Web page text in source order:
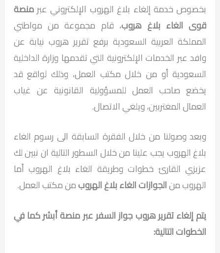
بخصوص خدمة إلغاء بلاغ الهروب الإلكتروني عبر منصة
قوى الغاء بلاغ هروب، قام مجموعة من مواطني
المملكة العربية السعودية برفع تقرير هروب نيابة عن
وافد عبر الخدمات الإلكترونية التي تقدمها وزارة الداخلية
السعودية أو من خلال مكتب العمل، وذلك لواقع قد
يخضع صاحب العمل للمسؤولية القانونية عن غياب
العمال المغتربين، ويلغي الاتصال.
وبعد وصولنا من خلال الفقرة السابقة الى رسوم الغاء
بلاغ الهروب يجب علينا من خلال السطور التالية ان نبين لك
عزيزي القارئ خطوات وطريقة الغاء بلاغ الهروب أما
الهروب منالجوازات الغاء بلاغ الهروبمن مكتب العمل.
يتم إلغاء تقرير هروب جواز السفر عبر منصة أبشر كما في
الخطوات التالية: